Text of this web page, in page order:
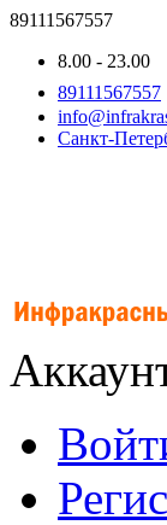
89111567557
8.00 - 23.00
89111567557
Санкт-